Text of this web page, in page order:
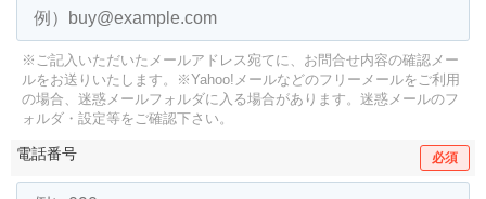
※ご記入いただいたメールアドレス宛てに、お問合せ内容の確認メー
ルをお送りいたします。
※Yahoo!メールなどのフリーメールをご利用
の場合、迷惑メールフォルダに入る場合があります。 迷惑メールのフ
ォルダ・設定等をご確認下さい。
電話番号 必須